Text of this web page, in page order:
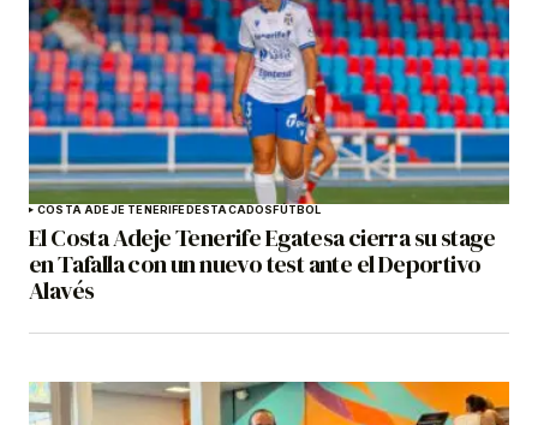
COSTA ADEJE TENERIFEDESTACADOSFÚTBOL
El Costa Adeje Tenerife Egatesa cierra su stage
en Tafalla con un nuevo test ante el Deportivo
Alavés